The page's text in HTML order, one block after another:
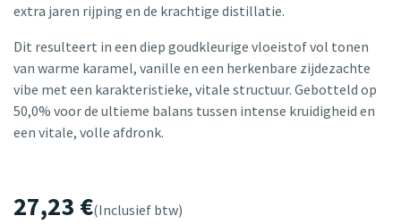
extra jaren rijping en de krachtige distillatie.
Dit resulteert in een diep goudkleurige vloeistof vol tonen
van warme karamel, vanille en een herkenbare zijdezachte
vibe met een karakteristieke, vitale structuur. Gebotteld op
50,0% voor de ultieme balans tussen intense kruidigheid en
een vitale, volle afdronk.
27,23 €(Inclusief btw)